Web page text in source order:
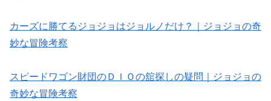
カーズに勝てるジョジョはジョルノだけ？｜ジョジョの奇
妙な冒険考察
スピードワゴン財団のＤＩＯの舘探しの疑問｜ジョジョの
奇妙な冒険考察